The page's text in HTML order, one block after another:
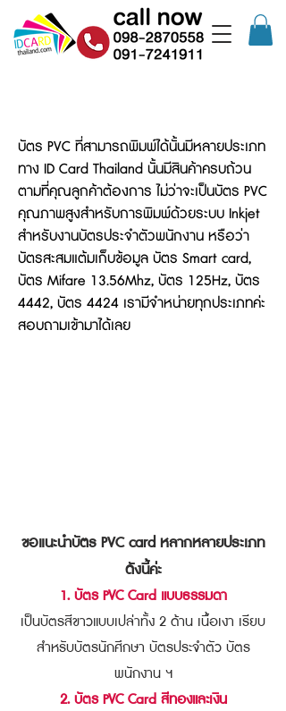
บัตร PVC ที่สามารถพิมพ์ได้นั้นมีหลายประเภท
ทาง ID Card Thailand นั้นมีสินค้าครบถ้วน
ตามที่คุณลูกค้าต้องการ ไม่ว่าจะเป็นบัตร PVC
คุณภาพสูงสำหรับการพิมพ์ด้วยระบบ Inkjet
สำหรับงานบัตรประจำตัวพนักงาน หรือว่า
บัตรสะสมแต้มเก็บข้อมูล บัตร Smart card,
บัตร Mifare 13.56Mhz, บัตร 125Hz, บัตร
4442, บัตร 4424 เรามีจำหน่ายทุกประเภทค่ะ
สอบถามเข้ามาได้เลย
ขอแนะนำบัตร PVC card หลากหลายประเภท
ดังนี้ค่ะ
1. บัตร PVC Card แบบธรรมดา
เป็นบัตรสีขาวแบบเปล่าทั้ง 2 ด้าน เนื้อเงา เรียบ
สำหรับบัตรนักศึกษา บัตรประจำตัว บัตร
พนักงาน ฯ
2. บัตร PVC Card สีทองและเงิน